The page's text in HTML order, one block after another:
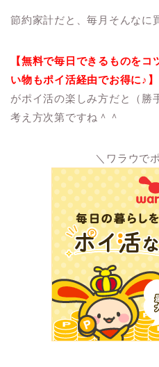
節約家計だと、毎月そんなに
【無料で毎日できるものを
い物もポイ活経由でお得に♪】
がポイ活の楽しみ方だと（勝
考え方次第ですね＾＾
＼ワラウで